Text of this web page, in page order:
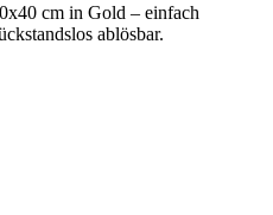
cm in Gold – einfach
ablösbar.